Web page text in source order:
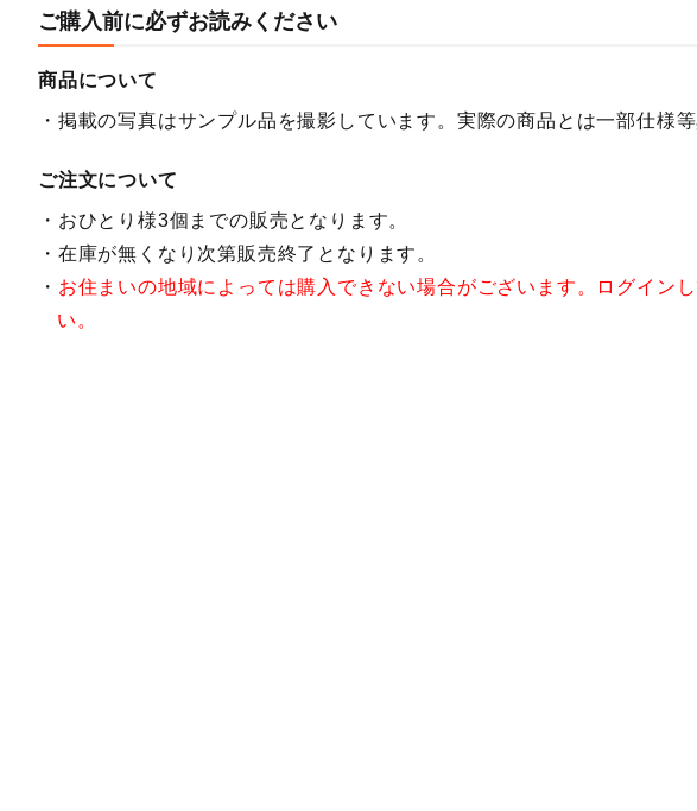
ご購入前に必ずお読みください
商品について
掲載の写真はサンプル品を撮影しています。実際の商品とは一部仕様
ご注文について
おひとり様3個までの販売となります。
在庫が無くなり次第販売終了となります。
お住まいの地域によっては購入できない場合がございます。ログイン
い。